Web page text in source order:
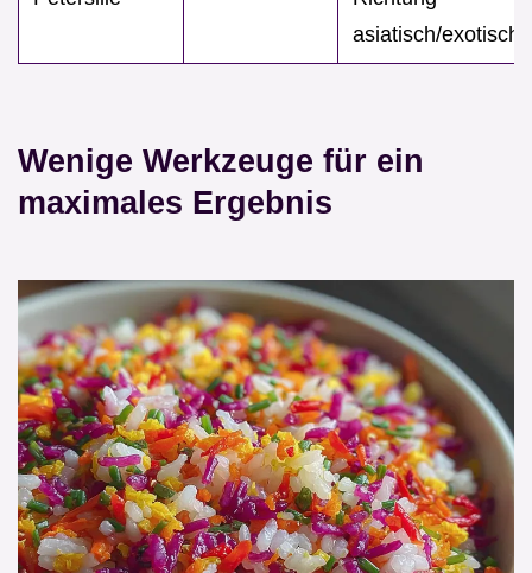
asiatisch/exotisch
Wenige Werkzeuge für ein
maximales Ergebnis